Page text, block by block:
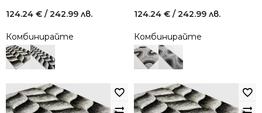
124.24 € / 242.99 лв.
Комбинирайте
124.24 € / 242.99 лв.
Комбинирайте